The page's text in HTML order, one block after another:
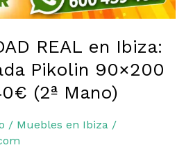
REAL en Ibiza:
Pikolin 90×200
(2ª Mano)
/ Muebles en Ibiza/